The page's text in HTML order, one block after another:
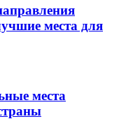
места для
места